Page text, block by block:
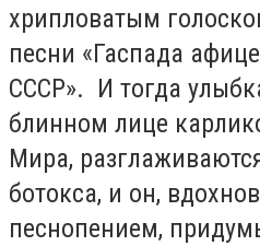
хрипловатым
песни «Гаспада
СССР». И тогда
блинном лице
Мира,
ботокса, и он,
песнопением,